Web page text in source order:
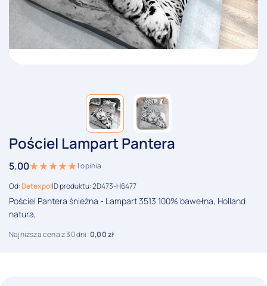
Pościel Lampart Pantera
5.00 1opinia
Od:DetexpolID produktu: 2D473-H6477
Pościel Pantera śnieżna - Lampart 3513 100% bawełna, Holland
natura,
Najniższa cena z 30 dni:0,00zł